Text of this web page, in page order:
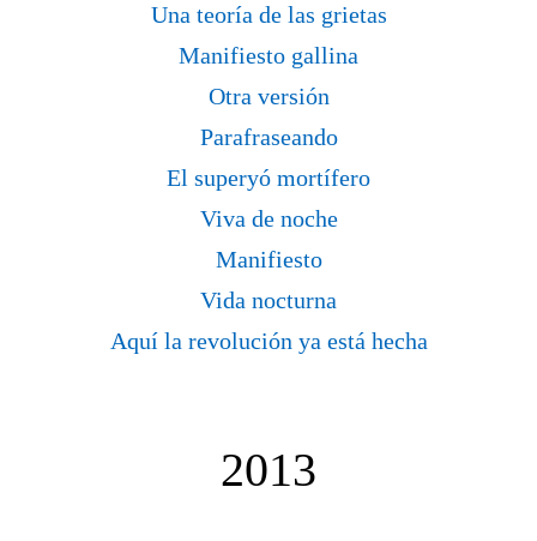
Una teoría de las grietas
Manifiesto gallina
Otra versión
Parafraseando
El superyó mortífero
Viva de noche
Manifiesto
Vida nocturna
Aquí la revolución ya está hecha
2013